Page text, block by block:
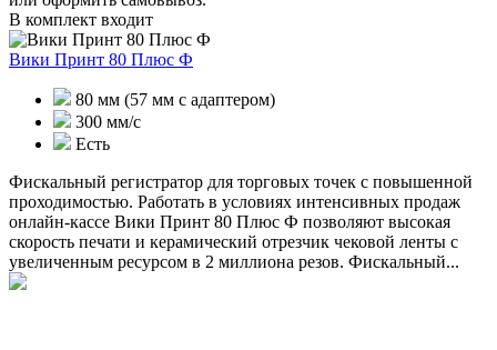
В комплект входит
Вики Принт 80 Плюс Ф
80 мм (57 мм с адаптером)
300 мм/с
Есть
Фискальный регистратор для торговых точек с повышенной
проходимостью. Работать в условиях интенсивных продаж
онлайн-кассе Вики Принт 80 Плюс Ф позволяют высокая
скорость печати и керамический отрезчик чековой ленты с
увеличенным ресурсом в 2 миллиона резов. Фискальный...